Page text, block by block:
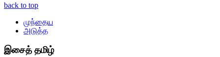
back to top
முந்தைய
அடுத்த
இசைத் தமிழ்